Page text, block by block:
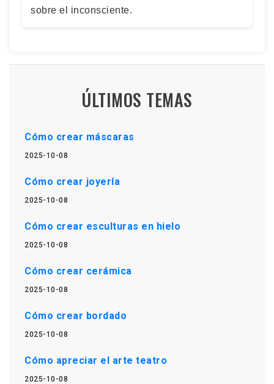
sobre el inconsciente.
ÚLTIMOS TEMAS
Cómo crear máscaras
2025-10-08
Cómo crear joyería
2025-10-08
Cómo crear esculturas en hielo
2025-10-08
Cómo crear cerámica
2025-10-08
Cómo crear bordado
2025-10-08
Cómo apreciar el arte teatro
2025-10-08